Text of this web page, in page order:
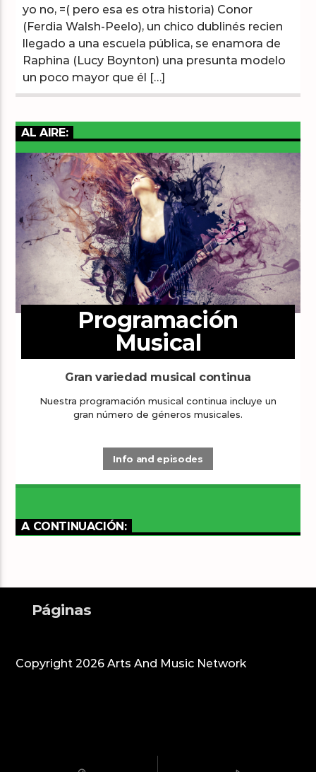
yo no, =( pero esa es otra historia) Conor
(Ferdia Walsh-Peelo), un chico dublinés recien
llegado a una escuela pública, se enamora de
Raphina (Lucy Boynton) una presunta modelo
un poco mayor que él […]
AL AIRE:
Programación
Musical
Gran variedad musical continua
Nuestra programación musical continua incluye un
gran número de géneros musicales.
Info and episodes
A CONTINUACIÓN:
Páginas
Copyright 2026 Arts And Music Network